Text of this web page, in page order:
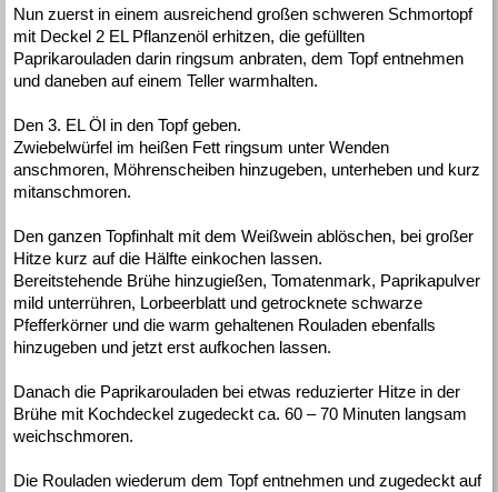
Nun zuerst in einem ausreichend großen schweren Schmortopf
mit Deckel 2 EL Pflanzenöl erhitzen, die gefüllten
Paprikarouladen darin ringsum anbraten, dem Topf entnehmen
und daneben auf einem Teller warmhalten.
Den 3. EL Öl in den Topf geben.
Zwiebelwürfel im heißen Fett ringsum unter Wenden
anschmoren, Möhrenscheiben hinzugeben, unterheben und kurz
mitanschmoren.
Den ganzen Topfinhalt mit dem Weißwein ablöschen, bei großer
Hitze kurz auf die Hälfte einkochen lassen.
Bereitstehende Brühe hinzugießen, Tomatenmark, Paprikapulver
mild unterrühren, Lorbeerblatt und getrocknete schwarze
Pfefferkörner und die warm gehaltenen Rouladen ebenfalls
hinzugeben und jetzt erst aufkochen lassen.
Danach die Paprikarouladen bei etwas reduzierter Hitze in der
Brühe mit Kochdeckel zugedeckt ca. 60 – 70 Minuten langsam
weichschmoren.
Die Rouladen wiederum dem Topf entnehmen und zugedeckt auf